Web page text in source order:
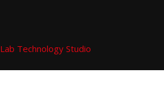
Technology Studio